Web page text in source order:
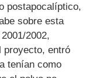
postapocalíptico,
sobre esta
2002,
proyecto, entró
tenían como